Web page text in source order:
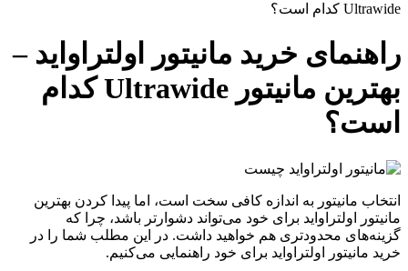
Ultrawide کدام است؟
راهنمای خرید مانیتور اولتراواید –
بهترین مانیتور Ultrawide کدام
است؟
انتخاب مانیتور به اندازه کافی سخت است، اما پیدا کردن بهترین
مانیتور اولتراواید برای خود می‌تواند دشوارتر باشد، چرا که
گزینه‌‌های محدودتری هم خواهید داشت. در این مطلب شما را در
خرید مانیتور اولتراواید برای خود راهنمایی می‌کنیم.